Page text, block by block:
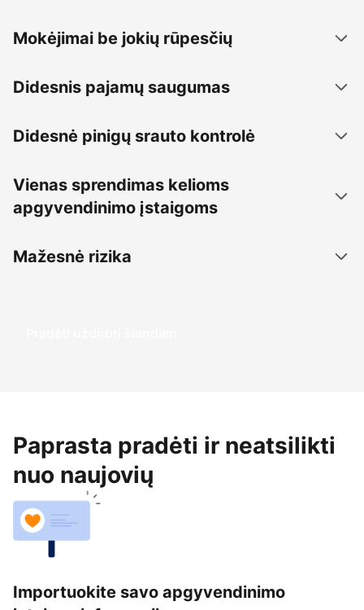
Mokėjimai be jokių rūpesčių
Didesnis pajamų saugumas
Didesnė pinigų srauto kontrolė
Vienas sprendimas kelioms
apgyvendinimo įstaigoms
Mažesnė rizika
Pradėti uždirbti šiandien
Paprasta pradėti ir neatsilikti
nuo naujovių
Importuokite savo apgyvendinimo